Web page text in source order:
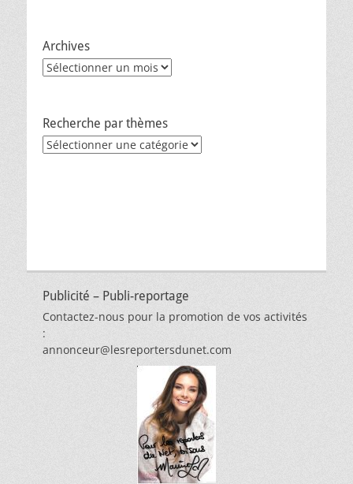
Archives
Archives
Recherche par thèmes
Recherche
Publicité – Publi-reportage
Contactez-nous pour la promotion de vos activités
:
annonceur@lesreportersdunet.com